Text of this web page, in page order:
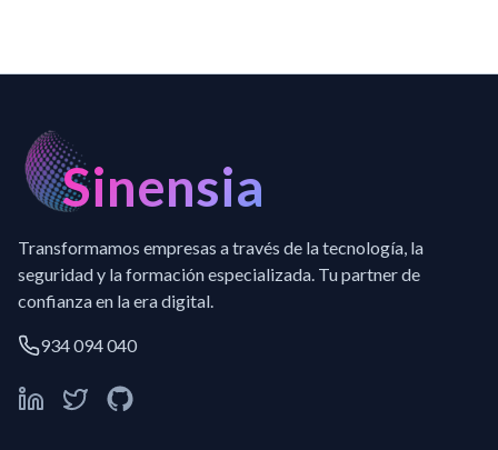
Sinensia
Transformamos empresas a través de la tecnología, la
seguridad y la formación especializada. Tu partner de
confianza en la era digital.
934 094 040